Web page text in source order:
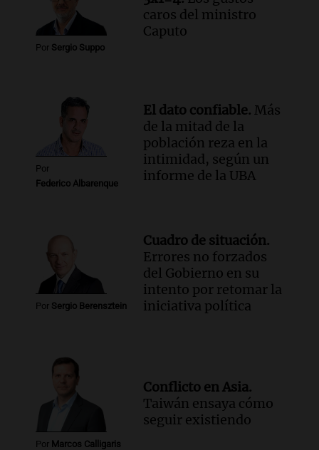
Por Sergio Suppo
caros del ministro
Caputo
Por
Federico Albarenque
El dato confiable. Más
de la mitad de la
población reza en la
intimidad, según un
informe de la UBA
Por Sergio Berensztein
Cuadro de situación.
Errores no forzados
del Gobierno en su
intento por retomar la
iniciativa política
Por Marcos Calligaris
Conflicto en Asia.
Taiwán ensaya cómo
seguir existiendo